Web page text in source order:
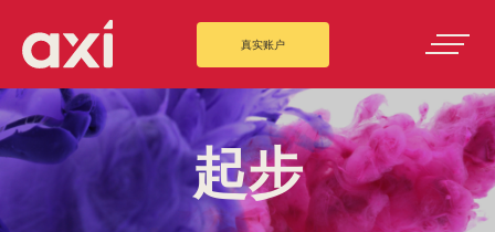
真实账户
起步